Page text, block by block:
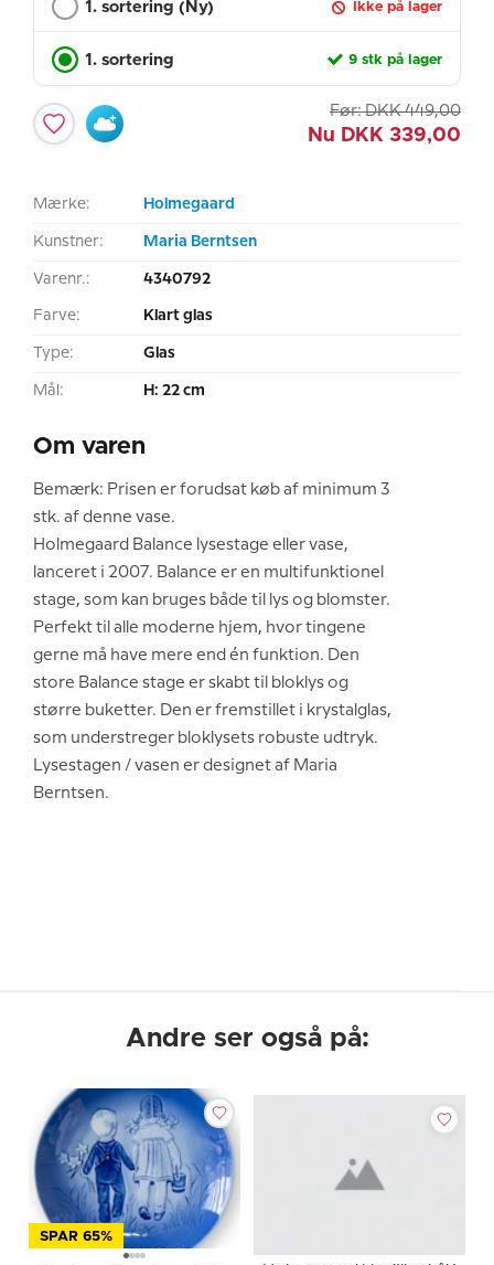
1. sortering (Ny) Ikke på lager
1. sortering 9 stk på lager
Før: DKK 449,00
Nu DKK 339,00
Mærke: Holmegaard
Kunstner: Maria Berntsen
Varenr.: 4340792
Farve: Klart glas
Type: Glas
Mål: H: 22 cm
Om varen
Bemærk: Prisen er forudsat køb af minimum 3
stk. af denne vase.
Holmegaard Balance lysestage eller vase,
lanceret i 2007. Balance er en multifunktionel
stage, som kan bruges både til lys og blomster.
Perfekt til alle moderne hjem, hvor tingene
gerne må have mere end én funktion. Den
store Balance stage er skabt til bloklys og
større buketter. Den er fremstillet i krystalglas,
som understreger bloklysets robuste udtryk.
Lysestagen / vasen er designet af Maria
Berntsen.
Andre ser også på:
SPAR 65%